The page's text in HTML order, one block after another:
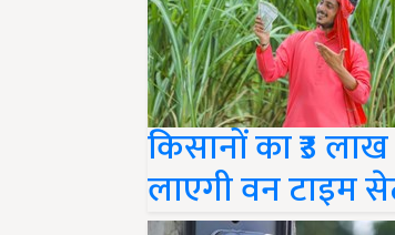
किसानों का ₹3
लाएगी वन टाइम